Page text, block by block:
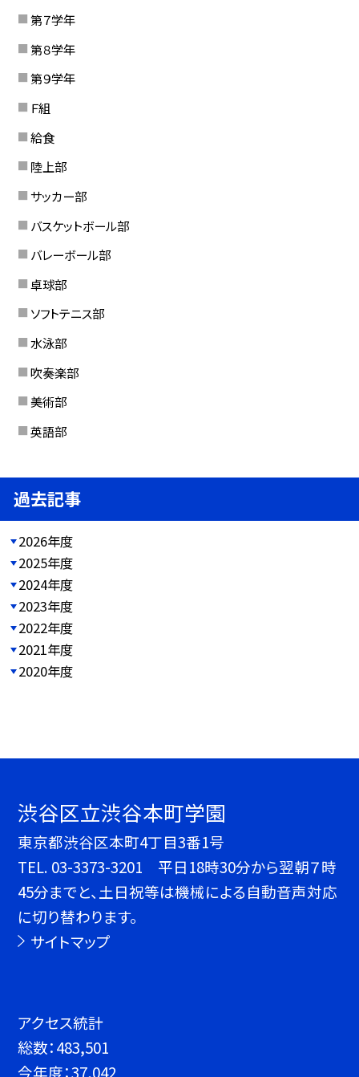
第７学年
第８学年
第９学年
Ｆ組
給食
陸上部
サッカー部
バスケットボール部
バレーボール部
卓球部
ソフトテニス部
水泳部
吹奏楽部
美術部
英語部
過去記事
2026年度
2025年度
2024年度
2023年度
2022年度
2021年度
2020年度
渋谷区立渋谷本町学園
東京都渋谷区本町4丁目3番1号
TEL. 03-3373-3201 平日18時30分から翌朝７時
45分までと、土日祝等は機械による自動音声対応
に切り替わります。
サイトマップ
アクセス統計
総数：483,501
今年度：37,042